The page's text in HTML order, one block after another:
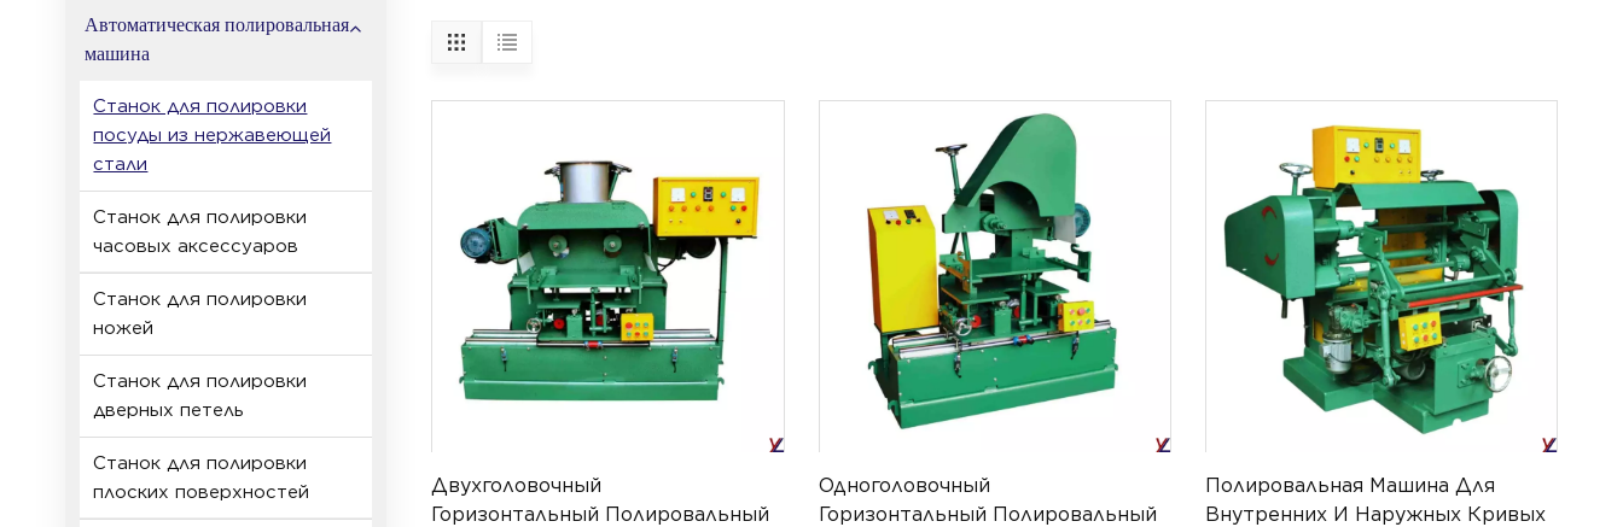
Автоматическая полировальная
машина
Станок для полировки
посуды из нержавеющей
стали
Станок для полировки
часовых аксессуаров
Станок для полировки
ножей
Станок для полировки
дверных петель
Станок для полировки
плоских поверхностей
Двухголовочный
Горизонтальный Полировальный
Одноголовочный
Горизонтальный Полировальный
Полировальная Машина Для
Внутренних И Наружных Кривых